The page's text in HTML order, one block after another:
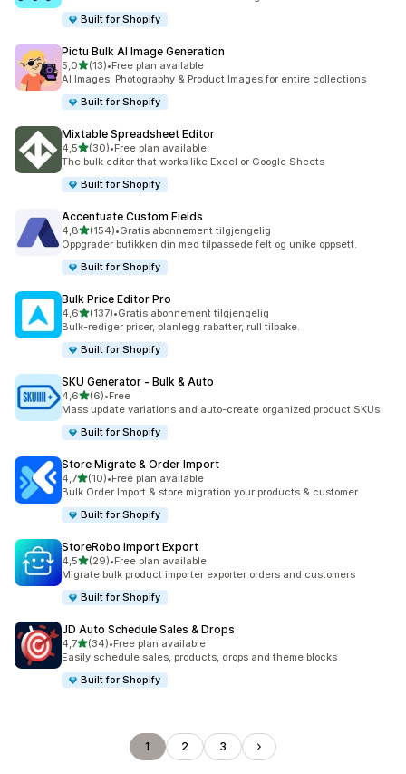
Built for Shopify
Pictu Bulk AI Image Generation
5,0av 5 stjerner
(13)
Totalt 13 omtaler
•Free plan available
AI Images, Photography & Product Images for entire collections
Built for Shopify
Mixtable Spreadsheet Editor
4,5av 5 stjerner
(30)
Totalt 30 omtaler
•Free plan available
The bulk editor that works like Excel or Google Sheets
Built for Shopify
Accentuate Custom Fields
4,8av 5 stjerner
(154)
Totalt 154 omtaler
•Gratis abonnement tilgjengelig
Oppgrader butikken din med tilpassede felt og unike oppsett.
Built for Shopify
Bulk Price Editor Pro
4,6av 5 stjerner
(137)
Totalt 137 omtaler
•Gratis abonnement tilgjengelig
Bulk-rediger priser, planlegg rabatter, rull tilbake.
Built for Shopify
SKU Generator ‑ Bulk & Auto
4,6av 5 stjerner
(6)
Totalt 6 omtaler
•Free
Mass update variations and auto-create organized product SKUs
Built for Shopify
Store Migrate & Order Import
4,7av 5 stjerner
(10)
Totalt 10 omtaler
•Free plan available
Bulk Order Import & store migration your products & customer
Built for Shopify
StoreRobo Import Export
4,5av 5 stjerner
(29)
Totalt 29 omtaler
•Free plan available
Migrate bulk product importer exporter orders and customers
Built for Shopify
JD Auto Schedule Sales & Drops
4,7av 5 stjerner
(34)
Totalt 34 omtaler
•Free plan available
Easily schedule sales, products, drops and theme blocks
Built for Shopify
1 2 3